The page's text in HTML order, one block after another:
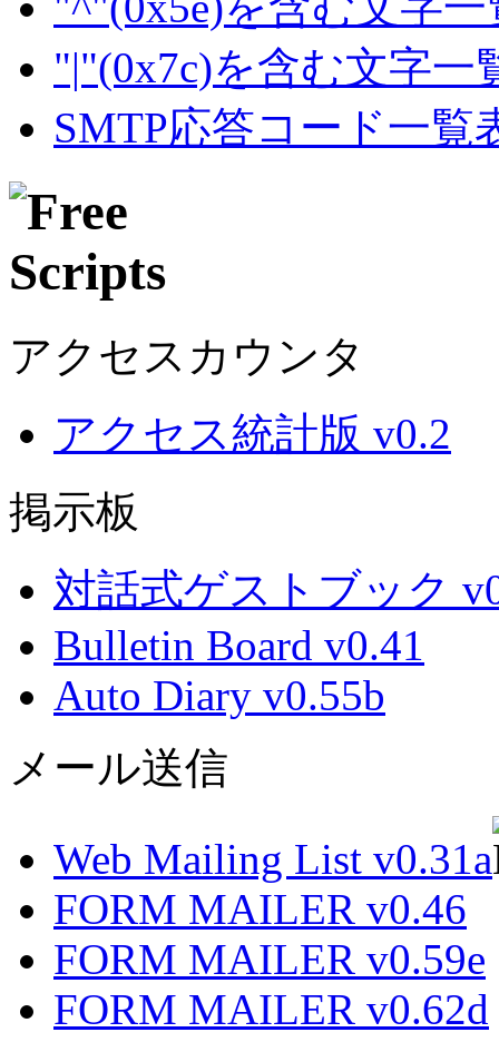
"|"(0x7c)を含む文字一
SMTP応答コード一覧
アクセスカウンタ
アクセス統計版 v0.2
掲示板
対話式ゲストブック
Bulletin Board v0.41
Auto Diary v0.55b
メール送信
Web Mailing List v0.31a
FORM MAILER v0.46
FORM MAILER v0.59e
FORM MAILER v0.62d